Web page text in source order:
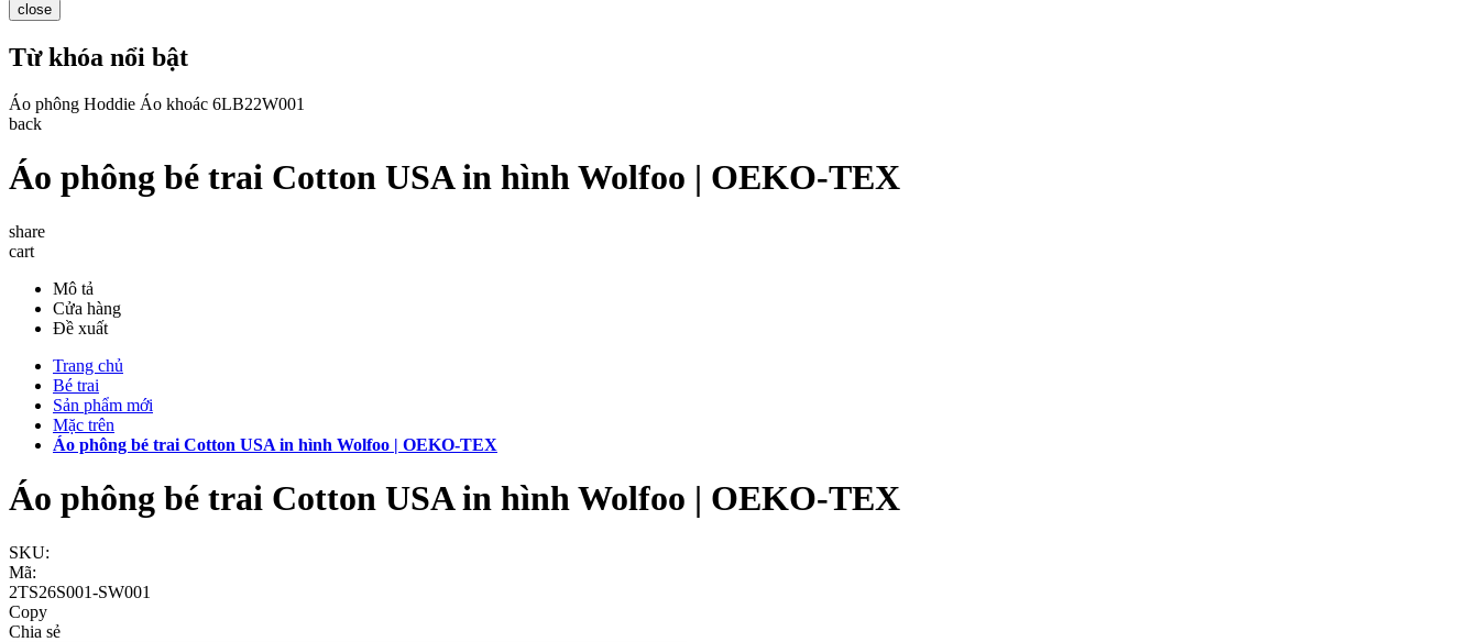
close
Từ khóa nổi bật
Áo phông Hoddie Áo khoác 6LB22W001
back
Áo phông bé trai Cotton USA in hình Wolfoo | OEKO-TEX
share
cart
Mô tả
Cửa hàng
Đề xuất
Trang chủ
Bé trai
Sản phẩm mới
Mặc trên
Áo phông bé trai Cotton USA in hình Wolfoo | OEKO-TEX
Áo phông bé trai Cotton USA in hình Wolfoo | OEKO-TEX
SKU:
Mã:
2TS26S001-SW001
Copy
Chia sẻ